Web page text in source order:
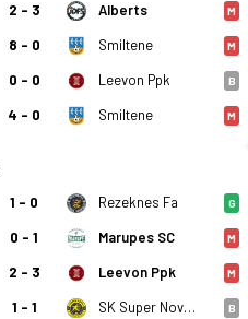
2 - 3 Alberts M
8 - 0 Smiltene M
0 - 0 Leevon Ppk B
4 - 0 Smiltene M
1 - 0 Rezeknes Fa G
0 - 1 Marupes SC M
2 - 3 Leevon Ppk M
1 - 1 SK Super Nova II B